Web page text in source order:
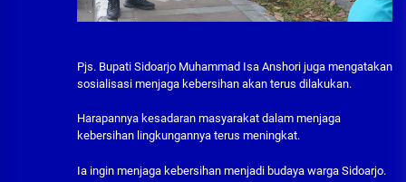
Pjs. Bupati Sidoarjo Muhammad Isa Anshori juga mengatakan
sosialisasi menjaga kebersihan akan terus dilakukan.
Harapannya kesadaran masyarakat dalam menjaga
kebersihan lingkungannya terus meningkat.
Ia ingin menjaga kebersihan menjadi budaya warga Sidoarjo.